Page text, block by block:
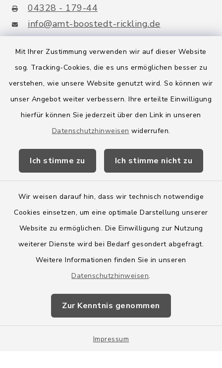
Mit Ihrer Zustimmung verwenden wir auf dieser Website
sog. Tracking-Cookies, die es uns ermöglichen besser zu
verstehen, wie unsere Website genutzt wird. So können wir
unser Angebot weiter verbessern. Ihre erteilte Einwilligung
hierfür können Sie jederzeit über den Link in unseren
Datenschutzhinweisen widerrufen.
Ich stimme zu Ich stimme nicht zu
Wir weisen darauf hin, dass wir technisch notwendige
Cookies einsetzen, um eine optimale Darstellung unserer
Website zu ermöglichen. Die Einwilligung zur Nutzung
weiterer Dienste wird bei Bedarf gesondert abgefragt.
Weitere Informationen finden Sie in unseren
Datenschutzhinweisen.
Zur Kenntnis genommen
Impressum
04328 - 179-44
info@amt-boostedt-rickling.de
Quicklinks
Amt Boostedt-Rickling
Amtsbroschüre
Wege-Zweckverband
Barrierefreiheit
Impressum
Sitemap